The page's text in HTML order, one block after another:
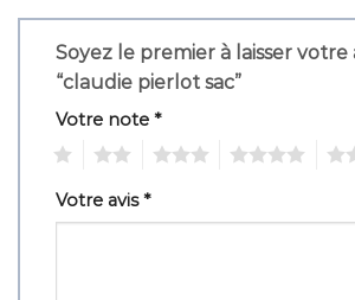
Soyez le premier à laisser votre
“claudie pierlot sac”
Votre note *
Votre avis*